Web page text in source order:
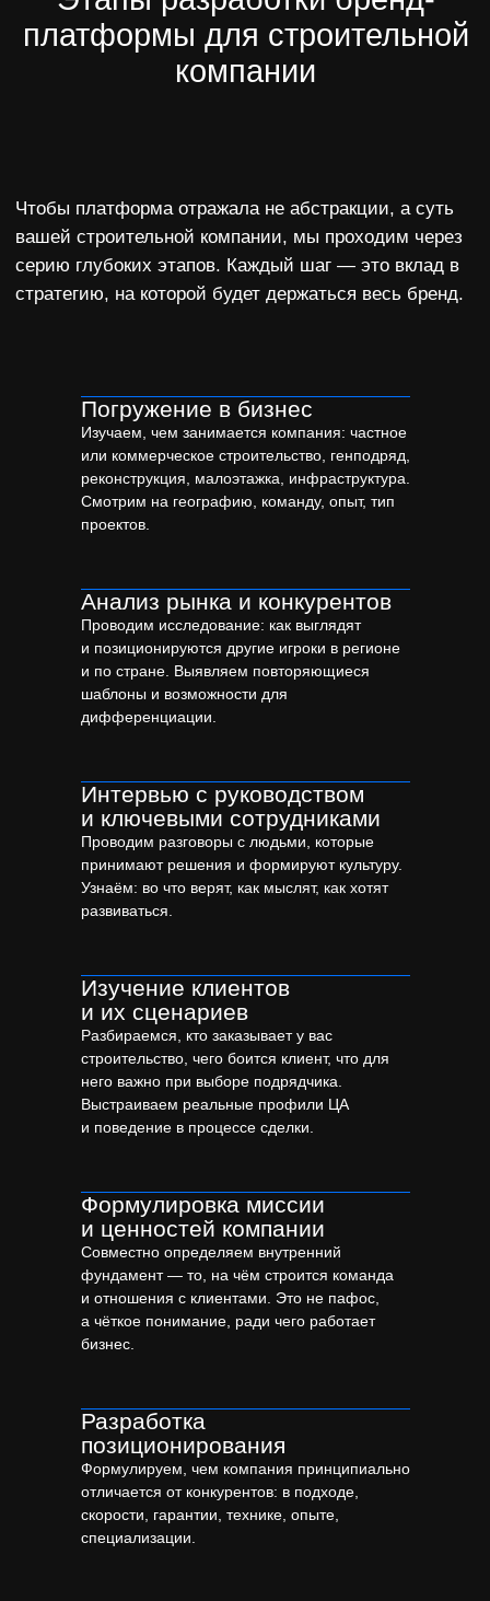
Погружение в бизнес
Изучаем, чем занимается компания: частное
или коммерческое строительство, генподряд,
реконструкция, малоэтажка, инфраструктура.
Смотрим на географию, команду, опыт, тип
проектов.
Анализ рынка и конкурентов
Проводим исследование: как выглядят
и позиционируются другие игроки в регионе
и по стране. Выявляем повторяющиеся
шаблоны и возможности для
дифференциации.
Интервью с руководством
и ключевыми сотрудниками
Проводим разговоры с людьми, которые
принимают решения и формируют культуру.
Узнаём: во что верят, как мыслят, как хотят
развиваться.
Изучение клиентов
и их сценариев
Разбираемся, кто заказывает у вас
строительство, чего боится клиент, что для
него важно при выборе подрядчика.
Выстраиваем реальные профили ЦА
и поведение в процессе сделки.
Формулировка миссии
и ценностей компании
Совместно определяем внутренний
фундамент — то, на чём строится команда
и отношения с клиентами. Это не пафос,
а чёткое понимание, ради чего работает
бизнес.
Разработка
позиционирования
Формулируем, чем компания принципиально
отличается от конкурентов: в подходе,
скорости, гарантии, технике, опыте,
специализации.
Готовность к масштабированию
Появляется прочный фундамент,
снабжения.
ситуации, когда без неё двигаться дальше — значит
топтаться на месте или постоянно переделывать
Кому особенно нужна бренд-
платформа в строительстве